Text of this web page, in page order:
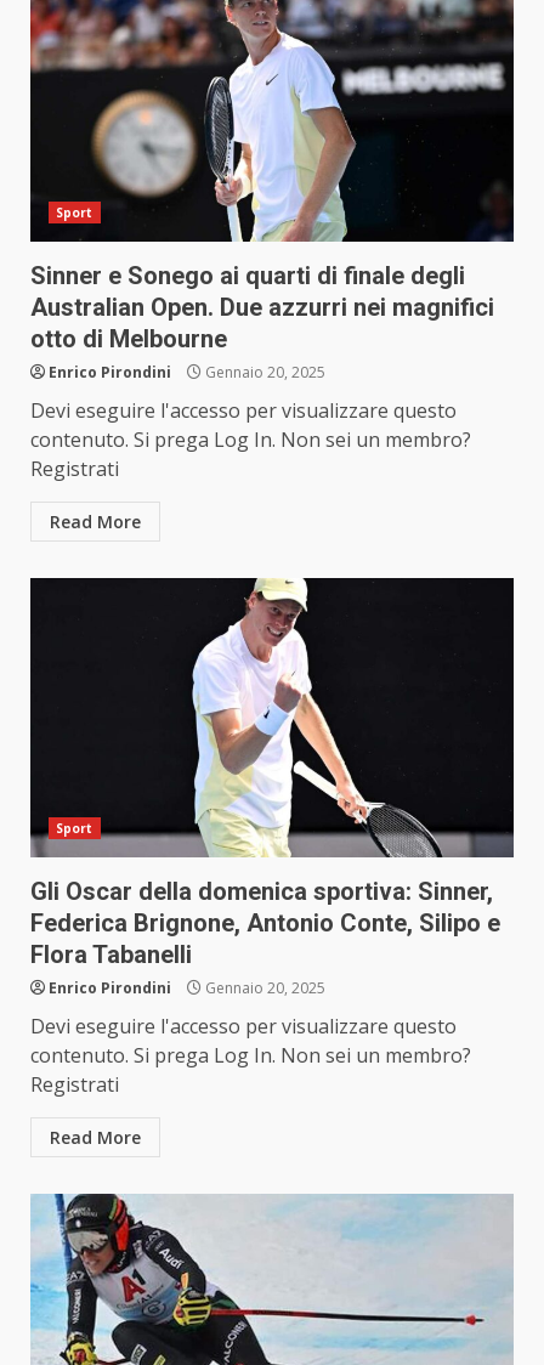
Sport
Sinner e Sonego ai quarti di finale degli
Australian Open. Due azzurri nei magnifici
otto di Melbourne
Enrico Pirondini Gennaio 20, 2025
Devi eseguire l'accesso per visualizzare questo
contenuto. Si prega Log In. Non sei un membro?
Registrati
Read More
Sport
Gli Oscar della domenica sportiva: Sinner,
Federica Brignone, Antonio Conte, Silipo e
Flora Tabanelli
Enrico Pirondini Gennaio 20, 2025
Devi eseguire l'accesso per visualizzare questo
contenuto. Si prega Log In. Non sei un membro?
Registrati
Read More